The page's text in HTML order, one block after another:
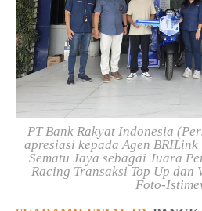
PT Bank Rakyat Indonesia
apresiasi kepada Agen
Sematu Jaya sebagai Juara
Racing Transaksi Top Up dan
Foto-